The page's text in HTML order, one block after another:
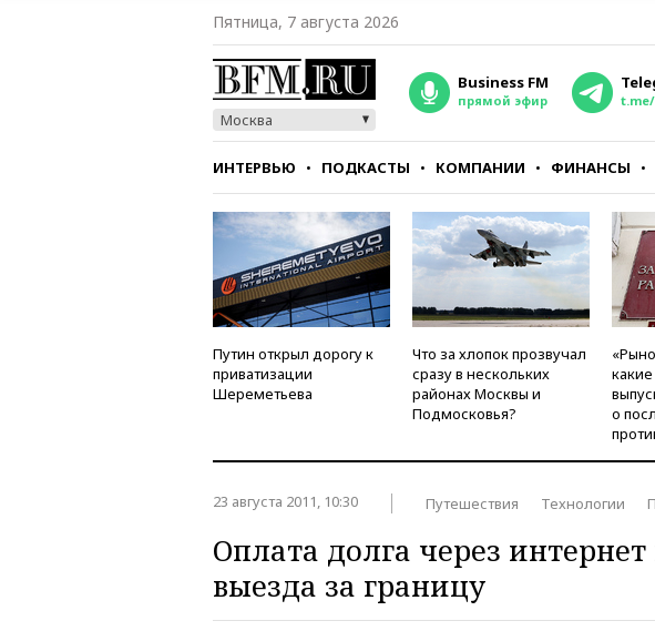
Пятница, 7 августа 2026
Москва
Business FM
прямой эфир t.me/
ИНТЕРВЬЮ ПОДКАСТЫ КОМПАНИИ ФИНАНСЫ
СТИЛЬ ТЕСТЫ
Путин открыл дорогу к
приватизации
Шереметьева
Что за хлопок прозвучал
сразу в нескольких
районах Москвы и
Подмосковья?
о
23 августа 2011, 10:30 Путешествия Технологии
Оплата долга через
выезда за границу